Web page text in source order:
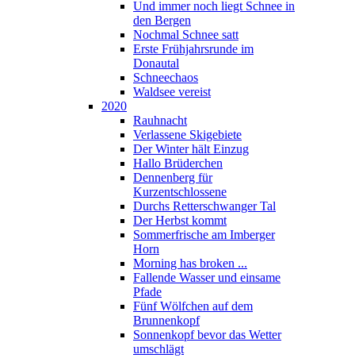
Und immer noch liegt Schnee in
den Bergen
Nochmal Schnee satt
Erste Frühjahrsrunde im
Donautal
Schneechaos
Waldsee vereist
2020
Rauhnacht
Verlassene Skigebiete
Der Winter hält Einzug
Hallo Brüderchen
Dennenberg für
Kurzentschlossene
Durchs Retterschwanger Tal
Der Herbst kommt
Sommerfrische am Imberger
Horn
Morning has broken ...
Fallende Wasser und einsame
Pfade
Fünf Wölfchen auf dem
Brunnenkopf
Sonnenkopf bevor das Wetter
umschlägt